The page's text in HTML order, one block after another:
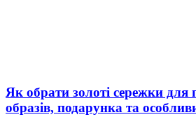
Як обрати золоті сережки для
образів, подарунка та